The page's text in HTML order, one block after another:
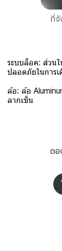
ระบบล็อค: ส่วน
ปลอดภัยในการเ
ล้อ: ล้อ
ลากเข็น